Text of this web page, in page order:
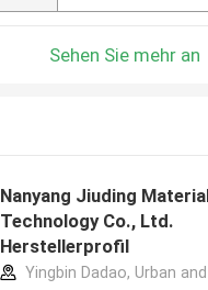
Sehen Sie mehr an
Nanyang Jiuding
Technology Co., Ltd.
Herstellerprofil
Yingbin Dadao, Urban and